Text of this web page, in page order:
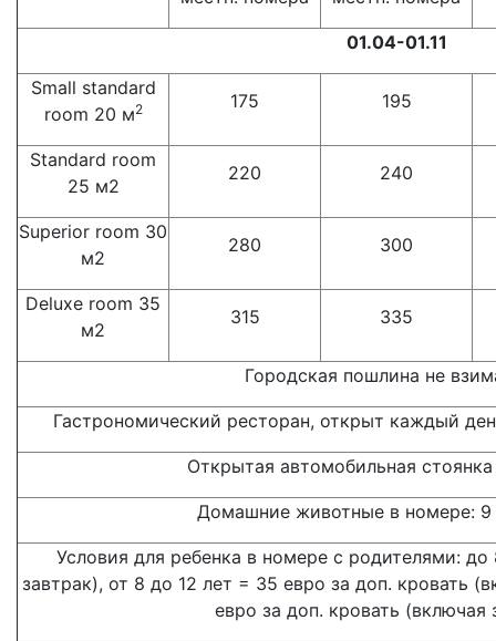
01.04-01.11
Small standard
room 20 м2 175 195
Standard room
25 м2
220 240
Superior room 30
м2
280 300
Deluxe room 35
м2
315 335
Городская пошлина не
Гастрономический ресторан, открыт каждый
Открытая автомобильная стоянка
Домашние животные в номере:
Условия для ребенка в номере с родителями: до
завтрак), от 8 до 12 лет = 35 евро за доп. кровать
евро за доп. кровать (включая